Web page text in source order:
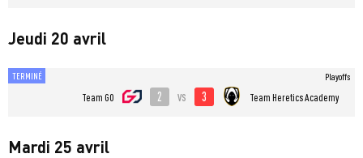
Jeudi 20 avril
TERMINÉ
Team GO 2 vs 3 Team Heretics Academy
Playoffs
Mardi 25 avril